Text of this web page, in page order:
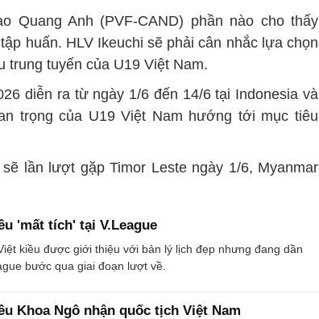
Quang Anh (PVF-CAND) phần nào cho thấy
huấn. HLV Ikeuchi sẽ phải cân nhắc lựa chọn
trung tuyến của U19 Việt Nam.
diễn ra từ ngày 1/6 đến 14/6 tại Indonesia và
trọng của U19 Việt Nam hướng tới mục tiêu
lần lượt gặp Timor Leste ngày 1/6, Myanmar
'mất tích' tại V.League
kiều được giới thiệu với bản lý lịch đẹp nhưng đang dần
bước qua giai đoạn lượt về.
Khoa Ngô nhận quốc tịch Việt Nam